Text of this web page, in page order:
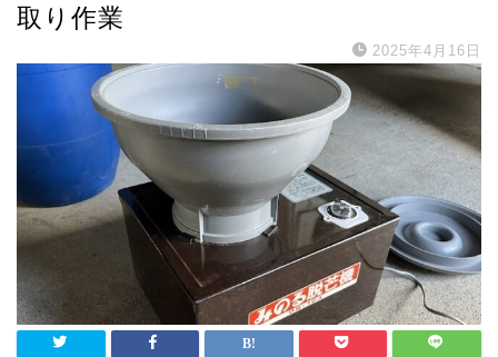
取り作業
2025年4月16日